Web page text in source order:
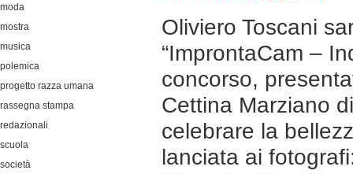
moda
mostra
musica
polemica
progetto razza umana
rassegna stampa
redazionali
scuola
società
Oliviero Toscani
“ImprontaCam –
concorso,
Cettina Marziano
celebrare la
lanciata ai